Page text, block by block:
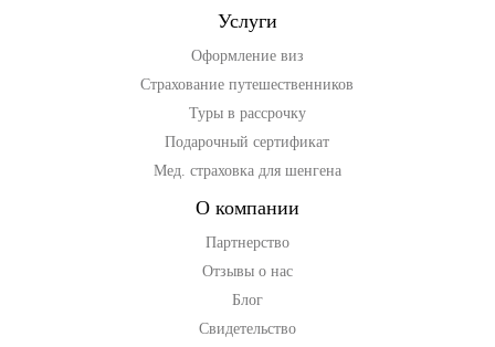
Услуги
Оформление виз
Страхование путешественников
Туры в рассрочку
Подарочный сертификат
Мед. страховка для шенгена
О компании
Партнерство
Отзывы о нас
Блог
Свидетельство